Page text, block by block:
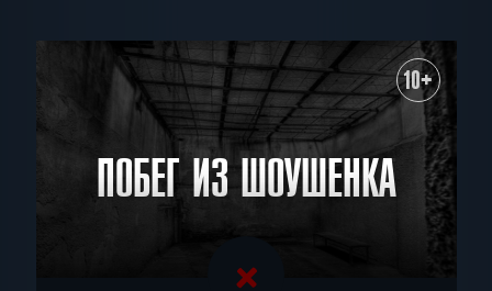
10+
ПОБЕГ ИЗ ШОУШЕНКА